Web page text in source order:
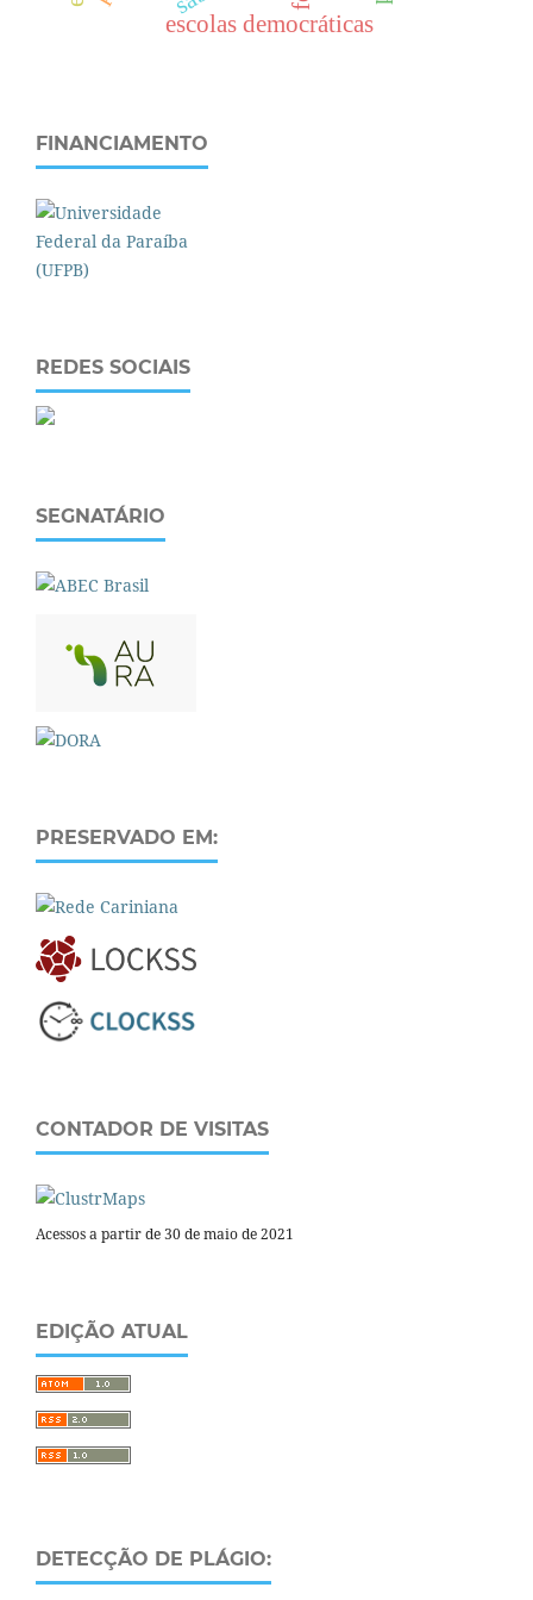
escolas democráticas
FINANCIAMENTO
REDES SOCIAIS
SEGNATÁRIO
PRESERVADO EM:
CONTADOR DE VISITAS
Acessos a partir de 30 de maio de 2021
EDIÇÃO ATUAL
DETECÇÃO DE PLÁGIO: